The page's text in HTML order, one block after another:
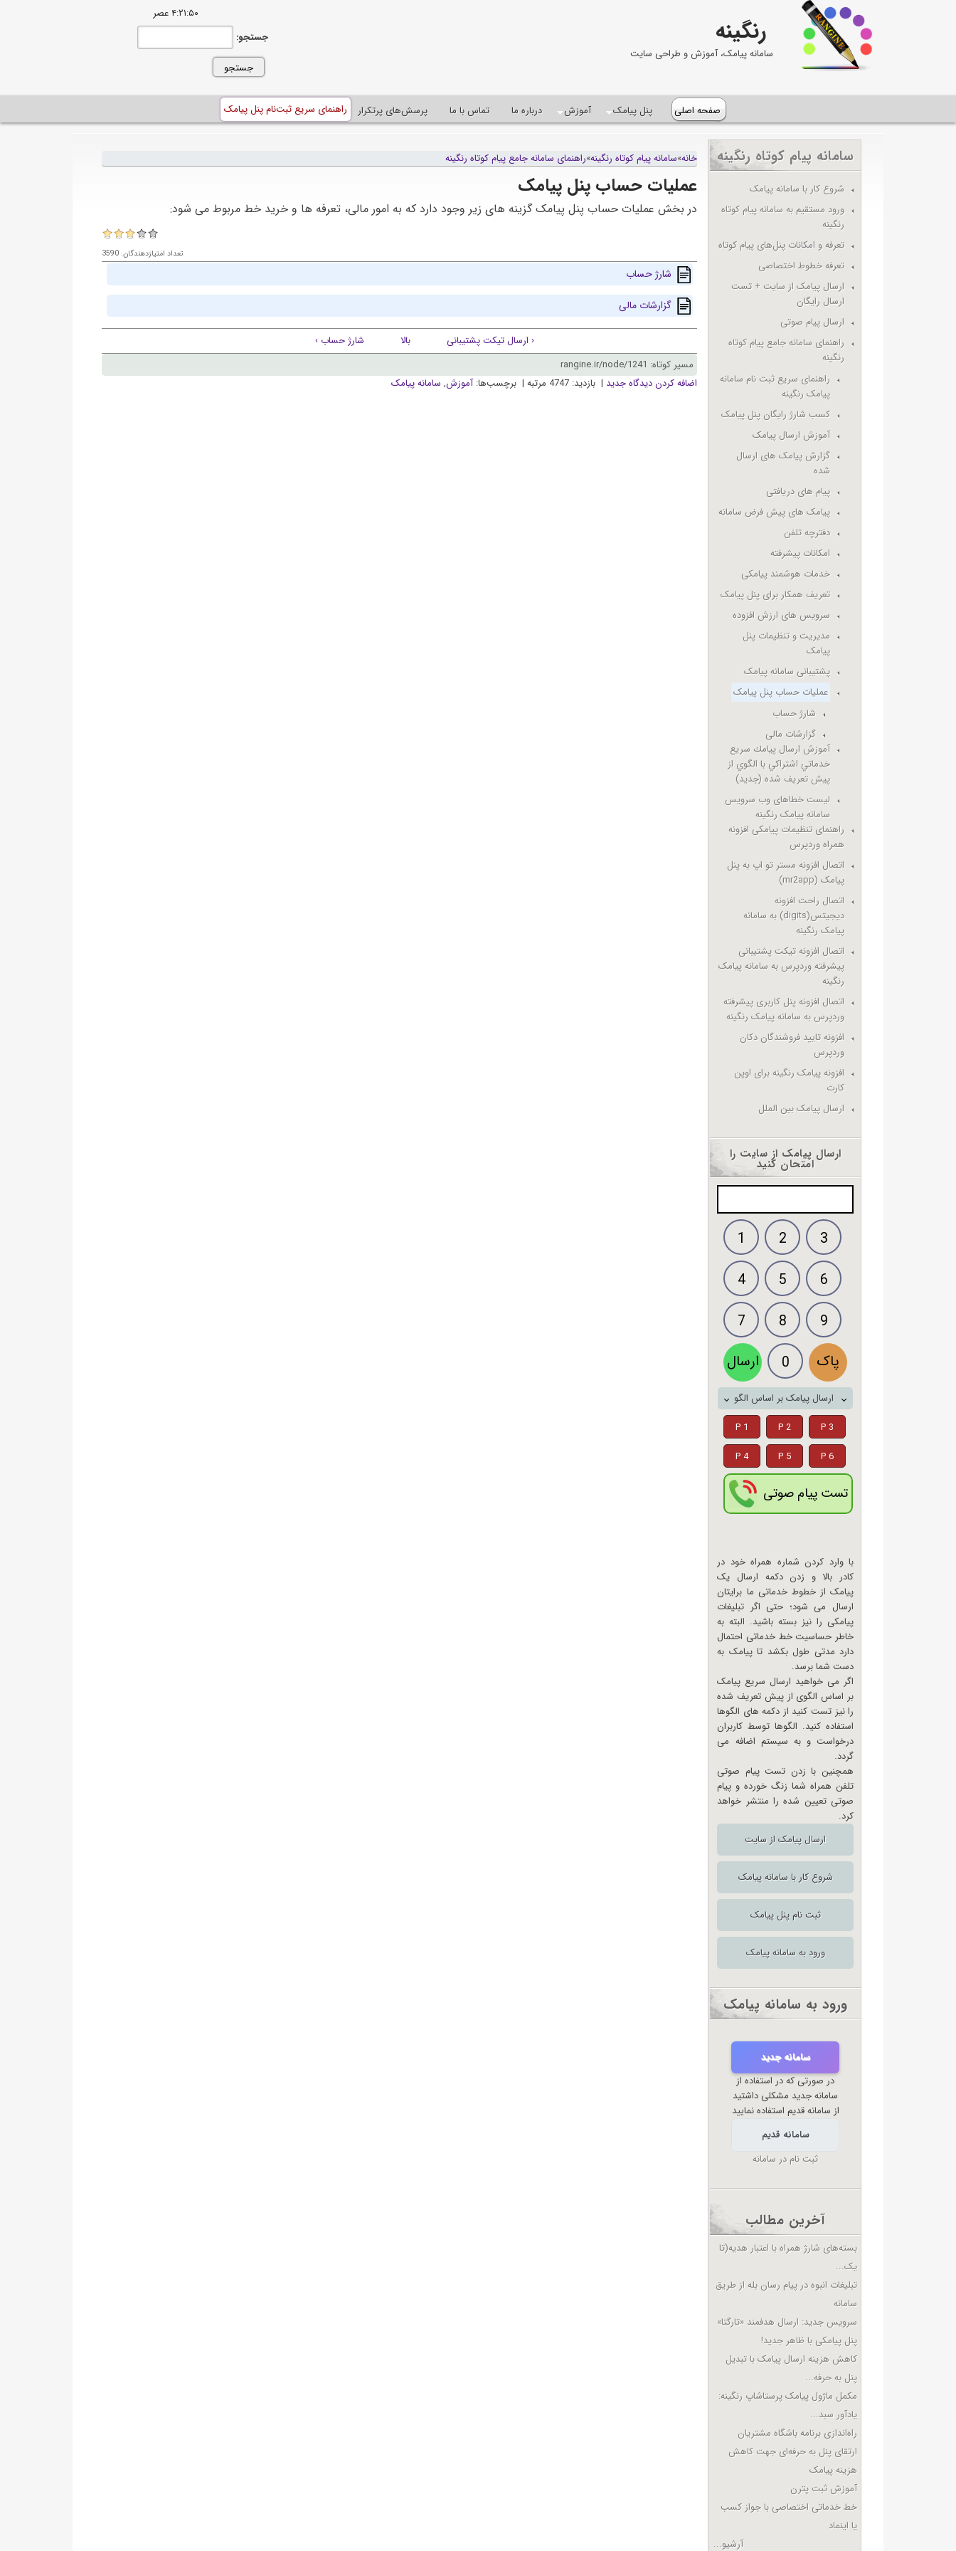
۴:۲۱:۵۰ عصر
جستجو:
رنگینه
سامانه پیامک، آموزش و طراحی سایت
صفحه اصلی پنل پيامک آموزش درباره ما تماس با ما پرسش‌های پرتکرار راهنمای سریع ثبت‌نام پنل پیامک
خانه»سامانه پيام کوتاه رنگينه»راهنمای سامانه جامع پیام کوتاه رنگینه
عملیات حساب پنل پیامک
در بخش عملیات حساب پنل پیامک گزینه های زیر وجود دارد که به امور مالی، تعرفه ها و خرید خط مربوط می شود:
تعداد امتیازدهندگان: 3590
شارژ حساب
گزارشات مالی
‹ ارسال تیکت پشتیبانی بالا
شارژ حساب ›
مسیر کوتاه: rangine.ir/node/1241
اضافه کردن دیدگاه جدید | بازدید: 4747 مرتبه | برچسب‌ها: آموزش, سامانه پیامک
سامانه پيام کوتاه رنگينه
شروع کار با سامانه پيامک
ورود مستقیم به سامانه پیام کوتاه
رنگینه
تعرفه و امکانات پنل‌های پيام کوتاه
تعرفه خطوط اختصاصی
ارسال پيامک از سايت + تست
ارسال رایگان
ارسال پیام صوتی
راهنمای سامانه جامع پیام کوتاه
رنگینه
راهنمای سریع ثبت نام سامانه
پیامک رنگینه
کسب شارژ رایگان پنل پیامک
آموزش ارسال پیامک
گزارش پیامک های ارسال
شده
پیام های دریافتی
پیامک های پیش فرض سامانه
دفترچه تلفن
امکانات پیشرفته
خدمات هوشمند پیامکی
تعریف همکار برای پنل پیامک
سرویس های ارزش افزوده
مدیریت و تنظیمات پنل
پیامک
پشتیبانی سامانه پیامک
عملیات حساب پنل پیامک
شارژ حساب
گزارشات مالی
آموزش ارسال پيامك سريع
خدماتي اشتراكي با الگوي از
پيش تعريف شده (جدید)
لیست خطاهای وب سرویس
سامانه پیامک رنگینه
راهنمای تنظیمات پیامکی افزونه
همراه وردپرس
اتصال افزونه مستر تو اپ به پنل
پیامک (mr2app)
اتصال راحت افزونه
دیجیتس(digits) به سامانه
پیامک رنگینه
اتصال افزونه تیکت پشتیبانی
پیشرفته وردپرس به سامانه پیامک
رنگینه
اتصال افزونه پنل کاربری پیشرفته
وردپرس به سامانه پیامک رنگینه
افزونه تایید فروشندگان دکان
وردپرس
افزونه پیامک رنگینه برای اوپن
کارت
ارسال پیامک بین الملل
ارسال پیامک از سایت را
امتحان کنید
1 2
3
4
5
6
7
8
9
ارسال
0 پاک
ارسال پیامک بر اساس الگو
P 1
P 2
P 3
P 4
P 5 P 6
تست پیام صوتی
با وارد کردن شماره همراه خود در
کادر بالا و زدن دکمه ارسال یک
پیامک از خطوط خدماتی ما برایتان
ارسال می شود؛ حتی اگر تبلیغات
پیامکی را نیز بسته باشید. البته به
خاطر حساسیت خط خدماتی احتمال
دارد مدتی طول بکشد تا پیامک به
دست شما برسد.
اگر می خواهید ارسال سریع پیامک
بر اساس الگوی از پیش تعریف شده
را نیز تست کنید از دکمه های الگوها
استفاده کنید. الگوها توسط کاربران
درخواست و به سیستم اضافه می
گردد.
همچنین با زدن تست پیام صوتی
تلفن همراه شما زنگ خورده و پیام
صوتی تعیین شده را منتشر خواهد
کرد.
ارسال پیامک از سایت
شروع کار با سامانه پیامک
ثبت نام پنل پیامک
ورود به سامانه پیامک
ورود به سامانه پیامک
سامانه جدید
در صورتی که در استفاده از
سامانه جدید مشکلی داشتید
از سامانه قدیم استفاده نمایید
سامانه قدیم
ثبت نام در سامانه
آخرین مطالب
بسته‌های شارژ همراه با اعتبار هدیه(تا
یک...
تبلیغات انبوه در پیام رسان بله از طریق
سامانه
سرویس جدید: ارسال هدفمند «تارگتا»
پنل پیامکی با ظاهر جدید!
کاهش هزینه ارسال پیامک با تبدیل
پنل به حرفه...
مکمل ماژول پیامک پرستاشاپ رنگینه:
یادآور سبد...
راه‌اندازی برنامه باشگاه مشتریان
ارتقای پنل به حرفه‌ای جهت کاهش
هزینه پیامک
آموزش ثبت پترن
خط خدماتی اختصاصی با جواز کسب
یا اینماد
آرشیو...